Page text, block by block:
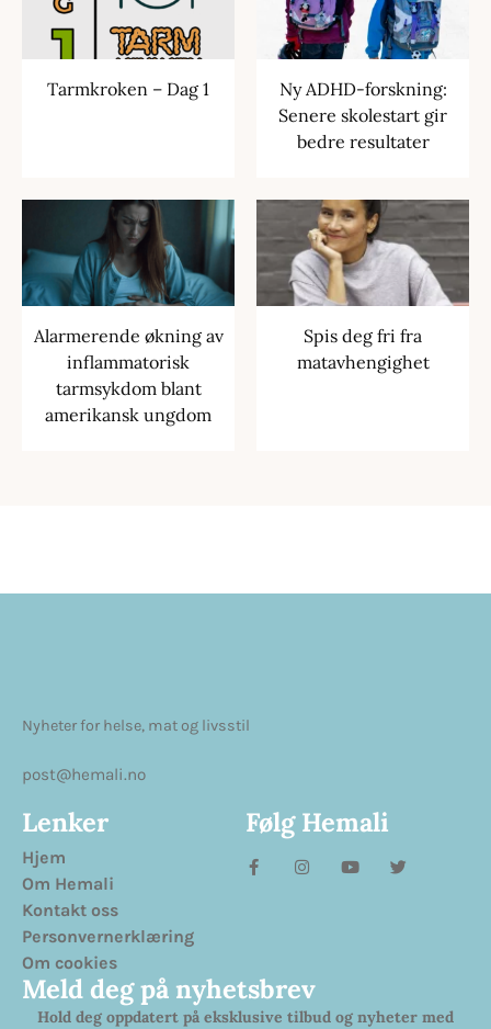
Tarmkroken – Dag 1
Ny ADHD-forskning:
Senere skolestart gir
bedre resultater
Alarmerende økning av
inflammatorisk
tarmsykdom blant
amerikansk ungdom
Spis deg fri fra
matavhengighet
Nyheter for helse, mat og livsstil
post@hemali.no
Lenker
Hjem
Om Hemali
Kontakt oss
Personvernerklæring
Om cookies
Følg Hemali
Meld deg på nyhetsbrev
Hold deg oppdatert på eksklusive tilbud og nyheter med